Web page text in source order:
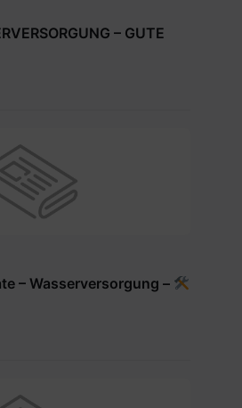
– GUTE
– Wasserversorgung –